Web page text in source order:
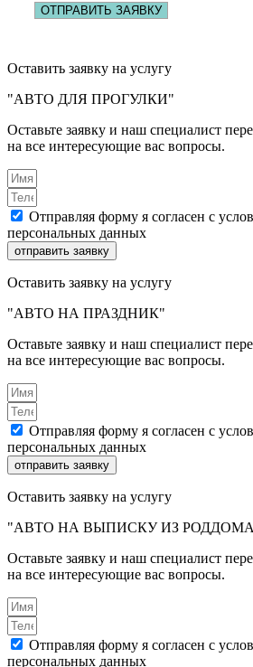
ОТПРАВИТЬ ЗАЯВКУ
Оставить заявку на услугу
"АВТО ДЛЯ ПРОГУЛКИ"
Оставьте заявку и наш специалист
на все интересующие вас вопросы.
Отправляя форму я согласен с
персональных данных
отправить заявку
Оставить заявку на услугу
"АВТО НА ПРАЗДНИК"
Оставьте заявку и наш специалист
на все интересующие вас вопросы.
Отправляя форму я согласен с
персональных данных
отправить заявку
Оставить заявку на услугу
"АВТО НА ВЫПИСКУ ИЗ
Оставьте заявку и наш специалист
на все интересующие вас вопросы.
Отправляя форму я согласен с
персональных данных